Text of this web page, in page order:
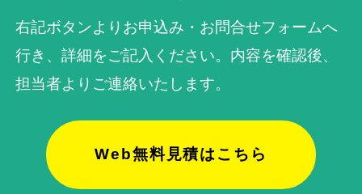
右記ボタンよりお申込み・お問合せフォームへ
行き、詳細をご記入ください。内容を確認後、
担当者よりご連絡いたします。
Web無料見積はこちら